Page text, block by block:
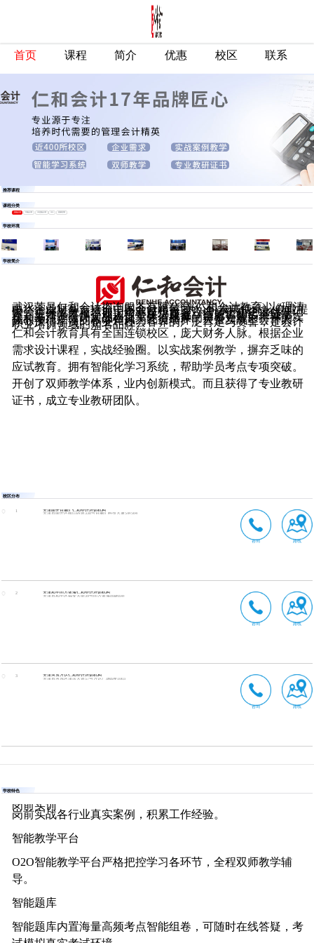
首页 课程 简介 优惠 校区 联系
推荐课程
课程分类
学校环境
学校简介
武汉荣昌仁和会计咨询服务有限公司(仁和会计教育)以“理清
中华企业财富，培训中国会计精英”为公司发展使命，专业提
供会计实战教育培训，企业财税管理咨询、中小企业代理记
账、会计人才推荐四大核心版块服务。目前仁和已进驻北
京、上海、广州、深圳、重庆、成都、合肥等60多个城市。
仁和专注于会计实战培训，凭借雄厚的师资力量、持平的实
战教学、严谨的教学作风为社会培养了大量实战型会计人
才，深得学员、企业和社会各界的广泛肯定与赞誉，是会计
职业培训领域的知名品牌。
仁和会计教育具有全国连锁校区，庞大财务人脉。根据企业
需求设计课程，实战经验圈。以实战案例教学，摒弃乏味的
应试教育。拥有智能化学习系统，帮助学员考点专项突破。
开创了双师教学体系，业内创新模式。而且获得了专业教研
证书，成立专业教研团队。
校区分布
1 天津南开百脑汇仁和会计培训机构
天津市南开区鞍山西道338号百脑汇科技大厦5层504
咨询 路线
2 天津和平同方蓝海仁和会计培训机构
天津市和平区福安大街39号同方蓝海国际8层
咨询 路线
3 天津河东万达仁和会计培训机构
天津市河东区津滨大道57号万达广场B座1003
咨询 路线
学校特色
岗前实训
岗前实战各行业真实案例，积累工作经验。
智能教学平台
O2O智能教学平台严格把控学习各环节，全程双师教学辅
导。
智能题库
智能题库内置海量高频考点智能组卷，可随时在线答疑，考